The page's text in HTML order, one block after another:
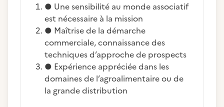
● Une sensibilité au monde associatif
est nécessaire à la mission
● Maîtrise de la démarche
commerciale, connaissance des
techniques d’approche de prospects
● Expérience appréciée dans les
domaines de l’agroalimentaire ou de
la grande distribution